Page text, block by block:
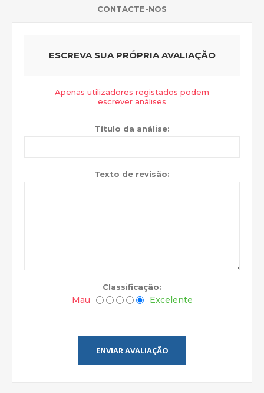
CONTACTE-NOS
ESCREVA SUA PRÓPRIA AVALIAÇÃO
Apenas utilizadores registados podem
escrever análises
Título da análise:
Texto de revisão:
Classificação:
Mau Excelente
ENVIAR AVALIAÇÃO